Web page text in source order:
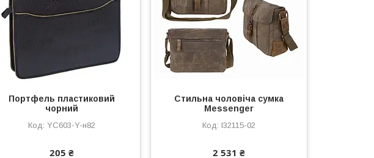
Портфель пластиковий
чорний
YC603-Y-н82
205 ₴
Стильна чоловіча сумка
Messenger
l32115-02
2 531 ₴